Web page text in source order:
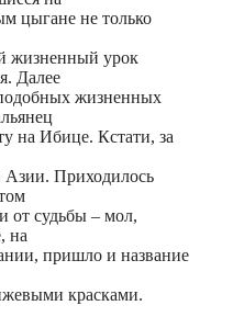
цыгане не только
жизненный урок
Далее
жизненных
на Ибице. Кстати, за
Азии. Приходилось
от судьбы – мол,
на
пришло и название
красками.